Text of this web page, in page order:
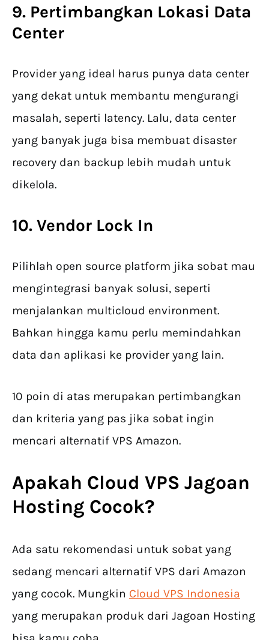
9. Pertimbangkan Lokasi Data
Center
Provider yang ideal harus punya data center
yang dekat untuk membantu mengurangi
masalah, seperti latency. Lalu, data center
yang banyak juga bisa membuat disaster
recovery dan backup lebih mudah untuk
dikelola.
10. Vendor Lock In
Pilihlah open source platform jika sobat mau
mengintegrasi banyak solusi, seperti
menjalankan multicloud environment.
Bahkan hingga kamu perlu memindahkan
data dan aplikasi ke provider yang lain.
10 poin di atas merupakan pertimbangkan
dan kriteria yang pas jika sobat ingin
mencari alternatif VPS Amazon.
Apakah Cloud VPS Jagoan
Hosting Cocok?
Ada satu rekomendasi untuk sobat yang
sedang mencari alternatif VPS dari Amazon
yang cocok. Mungkin Cloud VPS Indonesia
yang merupakan produk dari Jagoan Hosting